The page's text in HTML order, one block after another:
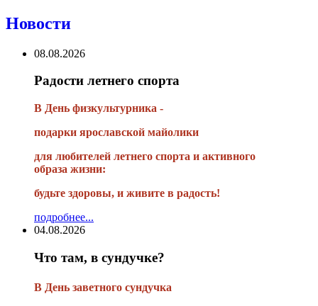
Новости
08.08.2026
Радости летнего спорта
В День физкультурника -
подарки ярославской майолики
для любителей летнего спорта и активного
образа жизни:
будьте здоровы, и живите в радость!
подробнее...
04.08.2026
Что там, в сундучке?
В День заветного сундучка